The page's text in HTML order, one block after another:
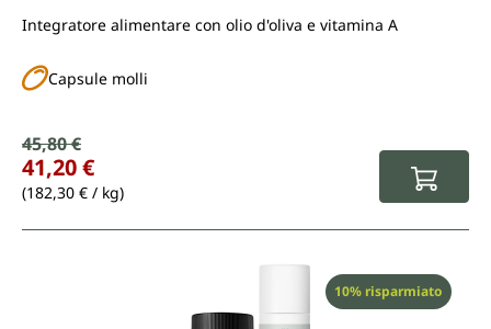
Integratore alimentare con olio d'oliva e vitamina A
Capsule molli
Prezzo di vendita:
Prezzo normale:
45,80 €
41,20 €
(182,30 € / kg)
Sconto
10% risparmiato